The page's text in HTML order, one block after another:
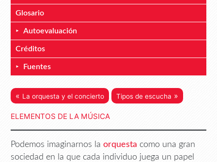
Glosario
Autoevaluación
Créditos
Fuentes
« La orquesta y el concierto Tipos de escucha »
ELEMENTOS DE LA MÚSICA
Podemos imaginarnos laorquesta como una gran
sociedad en la que cada individuo juega un papel